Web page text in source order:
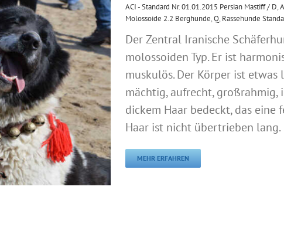
ACI - Standard Nr. 01.01.2015 Persian Mastiff / D,
Molossoide 2.2 Berghunde,Q, Rassehunde
Der Zentral Iranische
molossoiden Typ. Er ist
muskulös. Der Körper ist
mächtig, aufrecht,
dickem Haar bedeckt, das eine
Haar ist nicht übertrieben lang.
MEHR ERFAHREN